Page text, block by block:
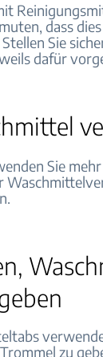
dass
Sie
dafür
Sie
zu